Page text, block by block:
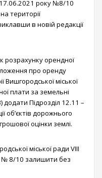
17.06.2021 року №8/10
території
в новій редакції
розрахунку орендної
про оренду
Вишгородської міської
плати за земельні
додати Підрозділ 12.11 –
об’єктів дорожнього
оцінки землі.
міської ради VIII
№ 8/10 залишити без